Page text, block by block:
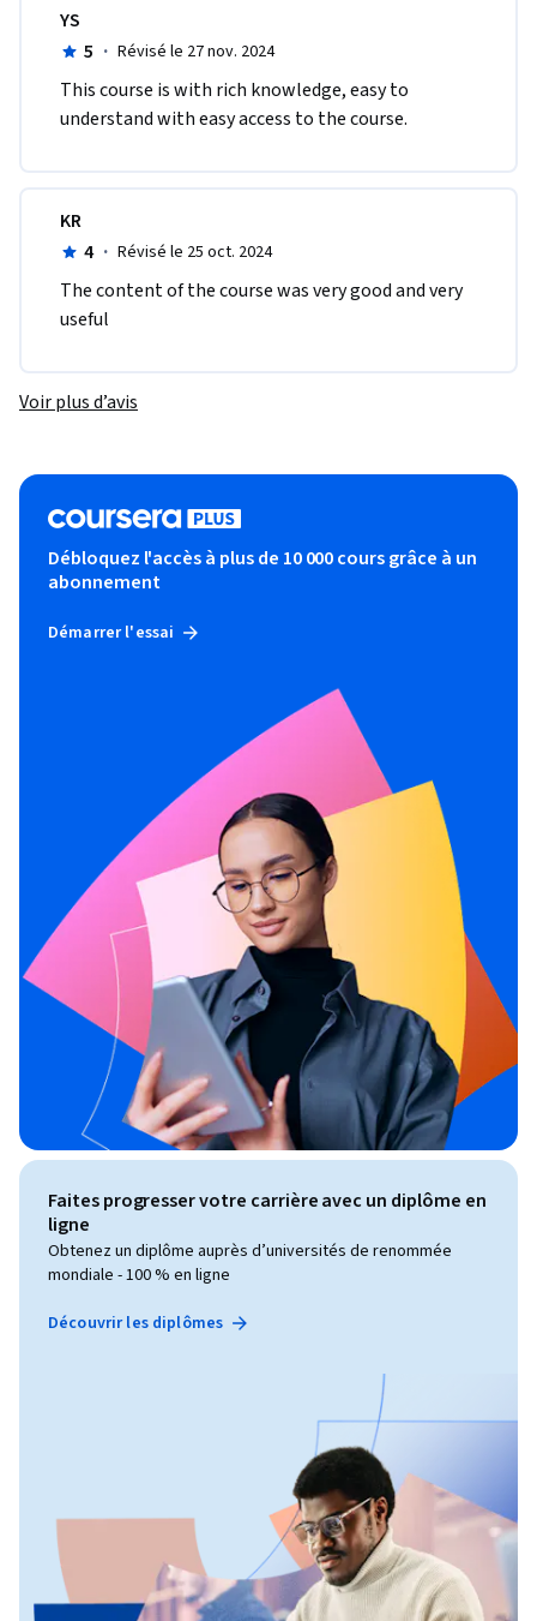
YS
5 · Révisé le 27 nov. 2024
This course is with rich knowledge, easy to
understand with easy access to the course.
KR
4 · Révisé le 25 oct. 2024
The content of the course was very good and very
useful
Voir plus d’avis
Débloquez l'accès à plus de 10 000 cours grâce à un
abonnement
Démarrer l'essai
Faites progresser votre carrière avec un diplôme en
ligne
Obtenez un diplôme auprès d’universités de renommée
mondiale - 100 % en ligne
Découvrir les diplômes